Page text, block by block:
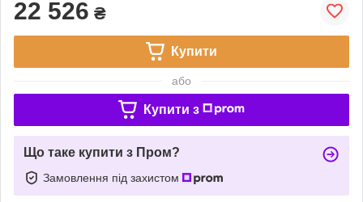
22 526 ₴
Купити
або
Купити з
Що таке купити з Пром?
Замовлення під захистом